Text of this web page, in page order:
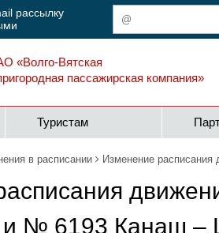
рассылку
«Волго-Вятская
пассажирская компания»
Туристам
в расписании Изменение
и № 6193 Канаш –